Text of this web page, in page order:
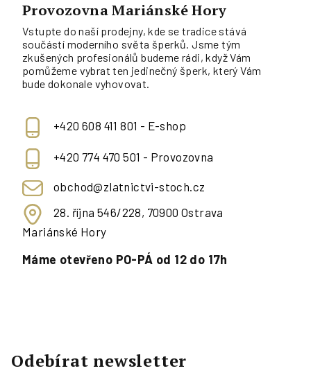
Provozovna Mariánské Hory
Vstupte do naší prodejny, kde se tradice stává
součástí moderního světa šperků. Jsme tým
zkušených profesionálů budeme rádi, když Vám
pomůžeme vybrat ten jedinečný šperk, který Vám
bude dokonale vyhovovat.
+420 608 411 801 - E-shop
+420 774 470 501 - Provozovna
obchod@zlatnictvi-stoch.cz
28. října 546/228, 70900 Ostrava
Mariánské Hory
Máme otevřeno PO-PÁ od 12 do 17h
Odebírat newsletter